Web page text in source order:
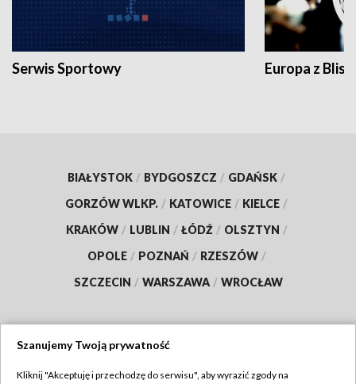
Serwis Sportowy Europa z
BIAŁYSTOK / BYDGOSZCZ / GDAŃSK /
GORZÓW WLKP. / KATOWICE / KIELCE /
KRAKÓW / LUBLIN / ŁÓDŹ / OLSZTYN /
OPOLE / POZNAŃ / RZESZÓW /
SZCZECIN / WARSZAWA / WROCŁAW
Szanujemy Twoją prywatność
Kliknij "Akceptuję i przechodzę do serwisu", aby wyrazić zgody na